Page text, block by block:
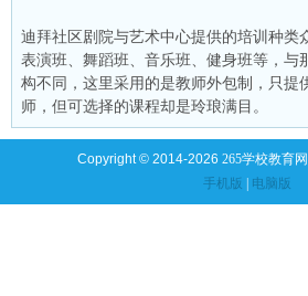
迪拜社区剧院与艺术中心提供的培训种类
表演班、舞蹈班、音乐班、健身班等，与
构不同，这里采用的是教师外包制，只提
师，但可选择的课程却是玲琅满目。
Copyright © 2014-2026 265学校教育
手机版 | 电脑版